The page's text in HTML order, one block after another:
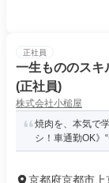
正社員
一生もののスキ
(正社員)
株式会社小槌屋
焼肉を、本気で
シ！車通勤OK》
京都府京都市上